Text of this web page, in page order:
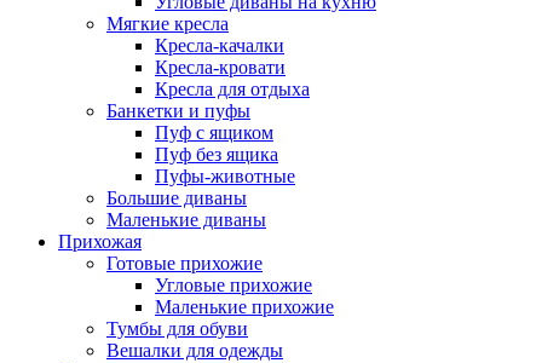
Мягкие кресла
Кресла-качалки
Кресла-кровати
Кресла для отдыха
Банкетки и пуфы
Пуф с ящиком
Пуф без ящика
Пуфы-животные
Большие диваны
Маленькие диваны
Прихожая
Готовые прихожие
Угловые прихожие
Маленькие прихожие
Тумбы для обуви
Вешалки для одежды